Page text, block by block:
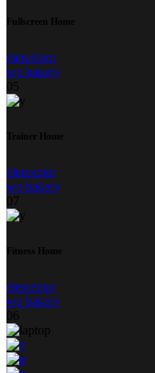
Fullscreen Home
elementor
wp bakery
05
Trainer Home
elementor
wp bakery
07
Fitness Home
elementor
wp bakery
06